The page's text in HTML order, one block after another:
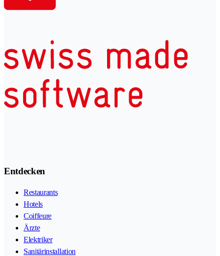
Entdecken
Restaurants
Hotels
Coiffeure
Ärzte
Elektriker
Sanitärinstallation